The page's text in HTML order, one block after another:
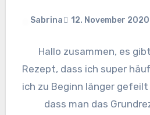
Sabrina 12. November 2020
Hallo zusammen, es
Rezept, dass ich super
ich zu Beginn länger
dass man das